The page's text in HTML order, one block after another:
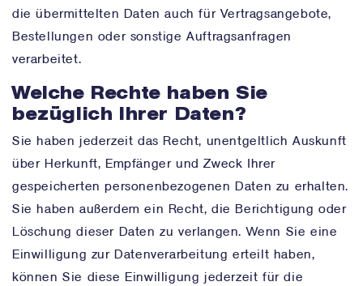
die übermittelten Daten auch für Vertragsangebote,
Bestellungen oder sonstige Auftragsanfragen
verarbeitet.
Welche Rechte haben Sie
bezüglich Ihrer Daten?
Sie haben jederzeit das Recht, unentgeltlich Auskunft
über Herkunft, Empfänger und Zweck Ihrer
gespeicherten personenbezogenen Daten zu erhalten.
Sie haben außerdem ein Recht, die Berichtigung oder
Löschung dieser Daten zu verlangen. Wenn Sie eine
Einwilligung zur Datenverarbeitung erteilt haben,
können Sie diese Einwilligung jederzeit für die